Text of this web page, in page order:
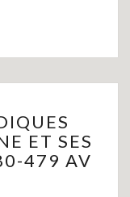
ET SES
479 AV